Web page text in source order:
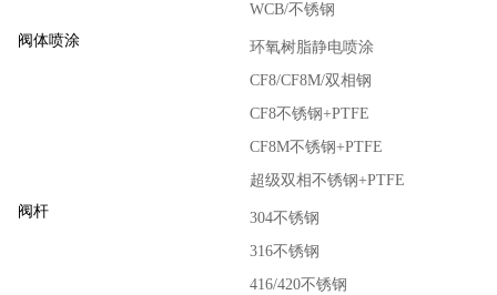
WCB/不锈钢
阀体喷涂
环氧树脂静电喷涂
CF8/CF8M/双相钢
CF8不锈钢+PTFE
CF8M不锈钢+PTFE
超级双相不锈钢+PTFE
阀杆
304不锈钢
316不锈钢
416/420不锈钢